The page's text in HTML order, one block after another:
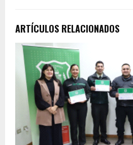
ARTÍCULOS RELACIONADOS